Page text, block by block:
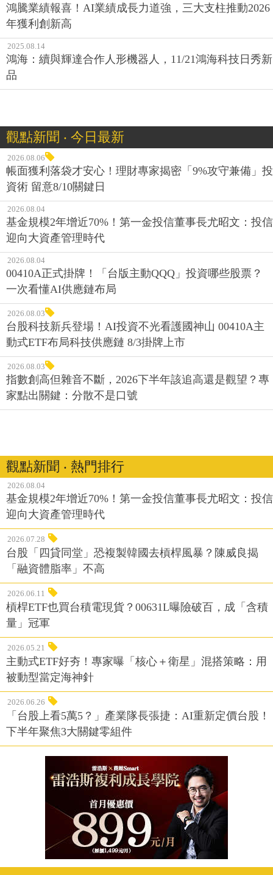
鴻騰業績報喜！AI業績成長力道強，三大支柱推動2026
年獲利創新高
2025.08.14
鴻海：續與輝達合作人形機器人，11/21鴻海科技日秀新
品
觀點新聞 ‧ 今日最新
2026.08.06
帳面獲利落袋才安心！理財專家揭密「9%攻守兼備」投
資術 留意8/10關鍵日
2026.08.04
基金規模2年增近70%！第一金投信董事長尤昭文：投信
迎向大資產管理時代
2026.08.04
00410A正式掛牌！「台版主動QQQ」投資哪些股票？
一次看懂AI供應鏈布局
2026.08.03
台股科技新兵登場！AI投資不光看護國神山 00410A主
動式ETF布局科技供應鏈 8/3掛牌上市
2026.08.03
指數創高但雜音不斷，2026下半年該追高還是觀望？專
家點出關鍵：分散不是口號
觀點新聞 ‧ 熱門排行
2026.08.04
基金規模2年增近70%！第一金投信董事長尤昭文：投信
迎向大資產管理時代
2026.07.28
台股「四貸同堂」恐複製韓國去槓桿風暴？陳威良揭
「融資體脂率」不高
2026.06.11
槓桿ETF也買台積電現貨？00631L曝險破百，成「含積
量」冠軍
2026.05.21
主動式ETF好夯！專家曝「核心＋衛星」混搭策略：用
被動型當定海神針
2026.06.26
「台股上看5萬5？」產業隊長張捷：AI重新定價台股！
下半年聚焦3大關鍵零組件